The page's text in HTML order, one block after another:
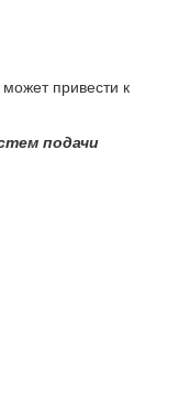
привести к
подачи